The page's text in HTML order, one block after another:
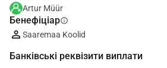
Artur Müür
Бенефіціарinfo
Saaremaa Koolid
Банківські реквізити виплати